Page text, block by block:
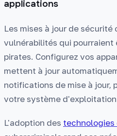
applications
Les mises à jour de
vulnérabilités qui pourraient
pirates. Configurez vos
mettent à jour
notifications de mise à jour,
votre système
L'adoption des technologies